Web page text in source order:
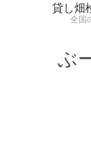
ぶ
貸し畑
全国